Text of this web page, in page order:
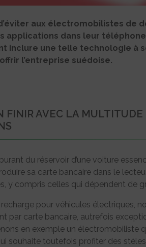
aux électromobilistes de
applications dans leur
inclure une telle technologie à
l’entreprise suédoise.
FINIR AVEC LA
du réservoir d’une voiture
sa carte bancaire dans le
y compris celles qui dépendent de
pour véhicules électriques,
par carte bancaire, autrefois
en exemple un électromobiliste
souhaite toutefois profiter des